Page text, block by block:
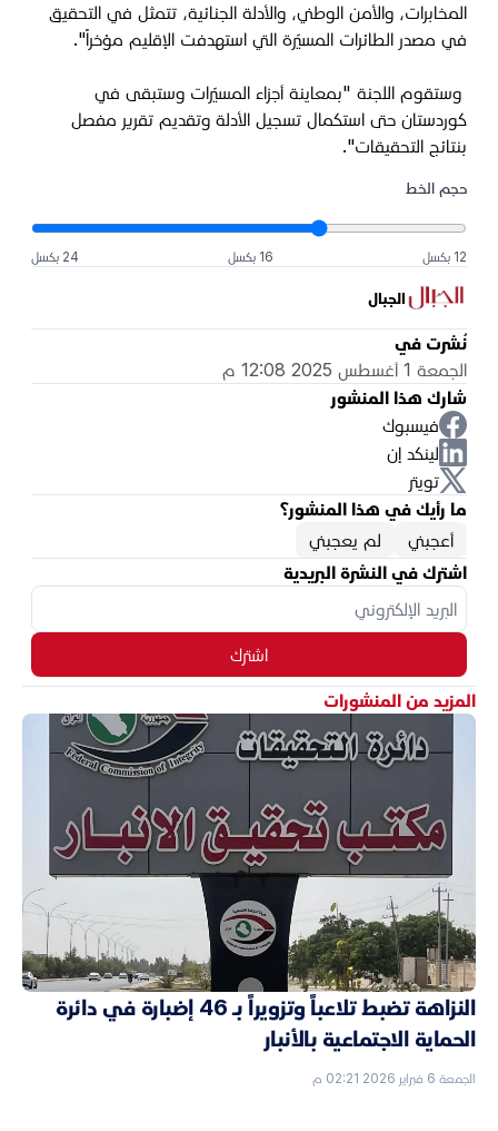
المخابرات، والأمن الوطني، والأدلة الجنائية، تتمثل في التحقيق
في مصدر الطائرات المسيّرة التي استهدفت الإقليم مؤخراً".
وستقوم اللجنة "بمعاينة أجزاء المسيّرات وستبقى في
كوردستان حتى استكمال تسجيل الأدلة وتقديم تقرير مفصل
بنتائج التحقيقات".
حجم الخط
12 بكسل 16 بكسل 24 بكسل
الجبال
نُشرت في
الجمعة 1 أغسطس 2025 12:08 م
شارك هذا المنشور
فيسبوك
لينكد إن
تويتر
ما رأيك في هذا المنشور؟
أعجبني
لم يعجبني
اشترك في النشرة البريدية
اشترك
المزيد من المنشورات
النزاهة تضبط تلاعباً وتزويراً بـ 46 إضبارة في دائرة
الحماية الاجتماعية بالأنبار
الجمعة 6 فبراير 2026 02:21 م